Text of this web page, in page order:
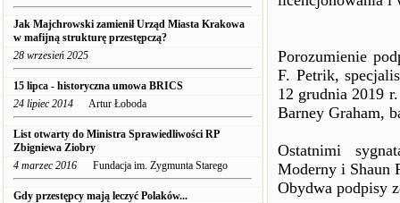
Jak Majchrowski zamienił Urząd Miasta Krakowa
w mafijną strukturę przestępczą?
28 wrzesień 2025
15 lipca - historyczna umowa BRICS
24 lipiec 2014 Artur Łoboda
List otwarty do Ministra Sprawiedliwości RP
Zbigniewa Ziobry
4 marzec 2016 Fundacja im. Zygmunta Starego
Gdy przestępcy mają leczyć Polaków...
Porozumienie
F. Petrik,
12 grudnia 2019
Barney Graham,
Ostatnimi
Moderny i Shaun
Obydwa podpisy